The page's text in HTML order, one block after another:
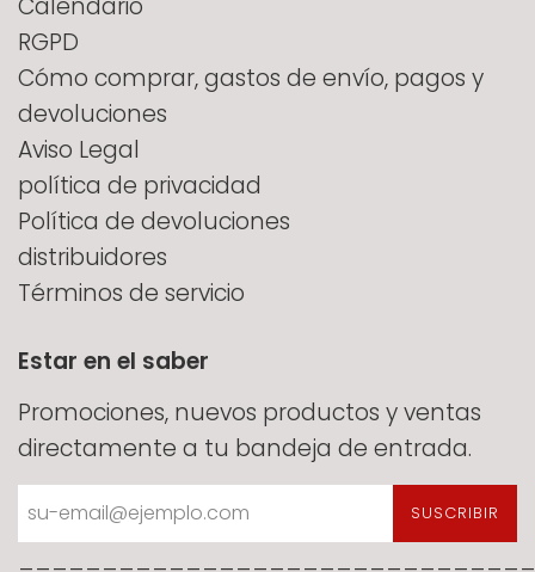
Calendario
RGPD
Cómo comprar, gastos de envío, pagos y
devoluciones
Aviso Legal
política de privacidad
Política de devoluciones
distribuidores
Términos de servicio
Estar en el saber
Promociones, nuevos productos y ventas
directamente a tu bandeja de entrada.
SUSCRIBIR